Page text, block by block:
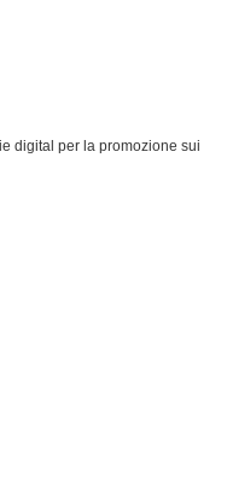
digital per la promozione sui